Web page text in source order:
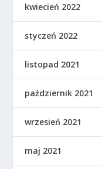
kwiecień 2022
styczeń 2022
listopad 2021
październik 2021
wrzesień 2021
maj 2021